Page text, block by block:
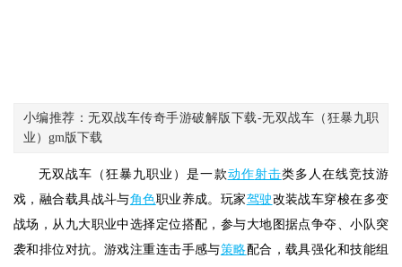
小编推荐：无双战车传奇手游破解版下载-无双战车（狂暴九职
业）gm版下载
无双战车（狂暴九职业）是一款动作射击类多人在线竞技游
戏，融合载具战斗与角色职业养成。玩家驾驶改装战车穿梭在多变
战场，从九大职业中选择定位搭配，参与大地图据点争夺、小队突
袭和排位对抗。游戏注重连击手感与策略配合，载具强化和技能组